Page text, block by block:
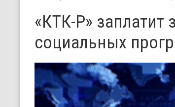
«КТК-Р» заплатит
социальных